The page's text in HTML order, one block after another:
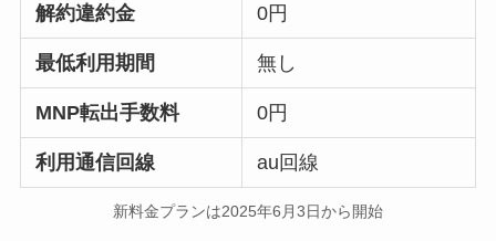
解約違約金 0円
最低利用期間 無し
MNP転出手数料 0円
利用通信回線 au回線
新料金プランは2025年6月3日から開始